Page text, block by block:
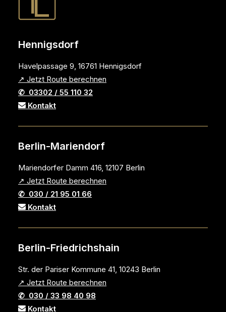
Hennigsdorf
Havelpassage 9, 16761 Hennigsdorf
↗ Jetzt Route berechnen
✆ 03302 / 55 110 32
Kontakt
Berlin-Mariendorf
Mariendorfer Damm 416, 12107 Berlin
↗ Jetzt Route berechnen
✆ 030 / 21 95 01 66
Kontakt
Berlin-Friedrichshain
Str. der Pariser Kommune 41, 10243 Berlin
↗ Jetzt Route berechnen
✆ 030 / 33 98 40 98
Kontakt